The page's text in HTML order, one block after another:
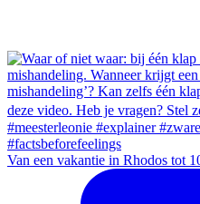
Van een vakantie in Rhodos tot